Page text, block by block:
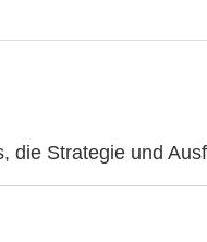
die Strategie und